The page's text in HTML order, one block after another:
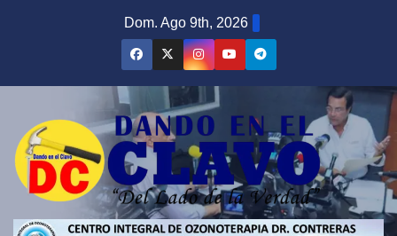
Dom. Ago 9th, 2026